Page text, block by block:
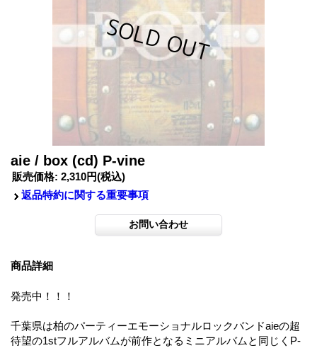
aie / box (cd) P-vine
販売価格: 2,310円(税込)
返品特約に関する重要事項
商品詳細
発売中！！！
千葉県は柏のパーティーエモーショナルロックバンドaieの超
待望の1stフルアルバムが前作となるミニアルバムと同じくP-